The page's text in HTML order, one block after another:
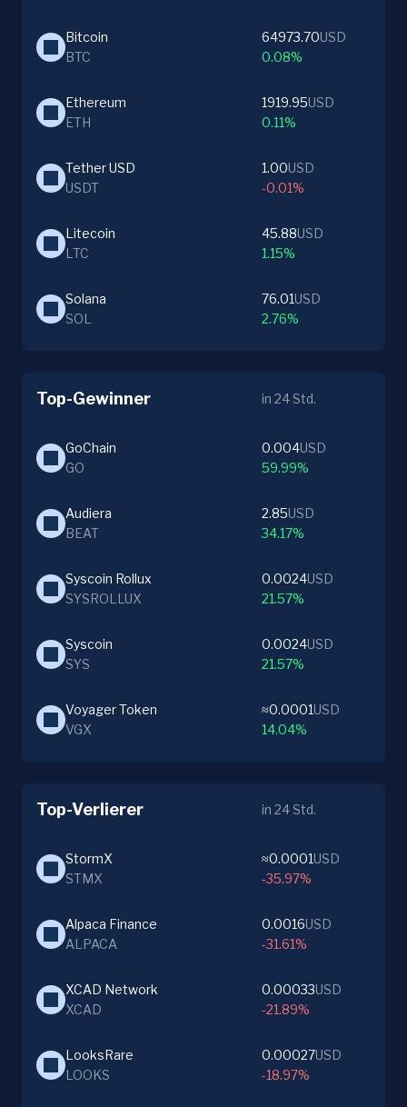
Bitcoin
BTC
64973.70USD
0.08%
Ethereum
ETH
1919.95USD
0.11%
Tether USD
USDT
1.00USD
-0.01%
Litecoin
LTC
45.88USD
1.15%
Solana
SOL
76.01USD
2.76%
Top-Gewinner in 24 Std.
GoChain
GO
0.004USD
59.99%
Audiera
BEAT
2.85USD
34.17%
Syscoin Rollux
SYSROLLUX
0.0024USD
21.57%
Syscoin
SYS
0.0024USD
21.57%
Voyager Token
VGX
≈0.0001USD
14.04%
Top-Verlierer in 24 Std.
StormX
STMX
≈0.0001USD
-35.97%
Alpaca Finance
ALPACA
0.0016USD
-31.61%
XCAD Network
XCAD
0.00033USD
-21.89%
LooksRare
LOOKS
0.00027USD
-18.97%